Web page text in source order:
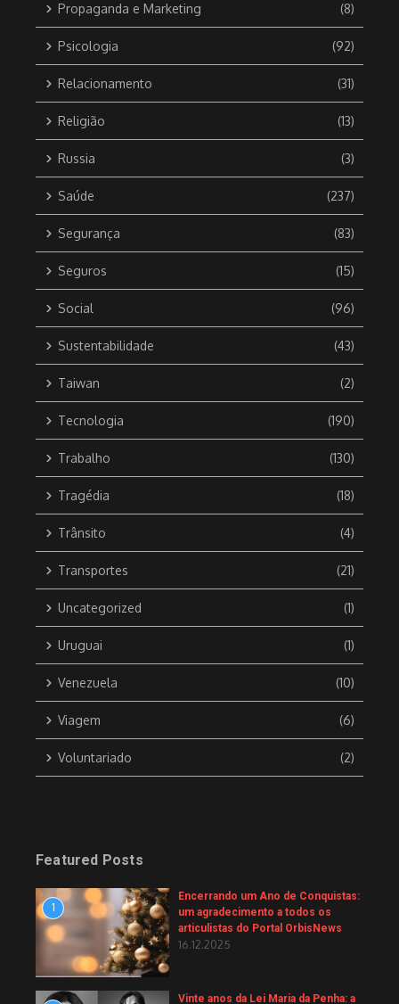
Propaganda e Marketing (8)
Psicologia (92)
Relacionamento (31)
Religião (13)
Russia (3)
Saúde (237)
Segurança (83)
Seguros (15)
Social (96)
Sustentabilidade (43)
Taiwan (2)
Tecnologia (190)
Trabalho (130)
Tragédia (18)
Trânsito (4)
Transportes (21)
Uncategorized (1)
Uruguai (1)
Venezuela (10)
Viagem (6)
Voluntariado (2)
Featured Posts
1
Encerrando um Ano de Conquistas:
um agradecimento a todos os
articulistas do Portal OrbisNews
16.12.2025
Vinte anos da Lei Maria da Penha: a